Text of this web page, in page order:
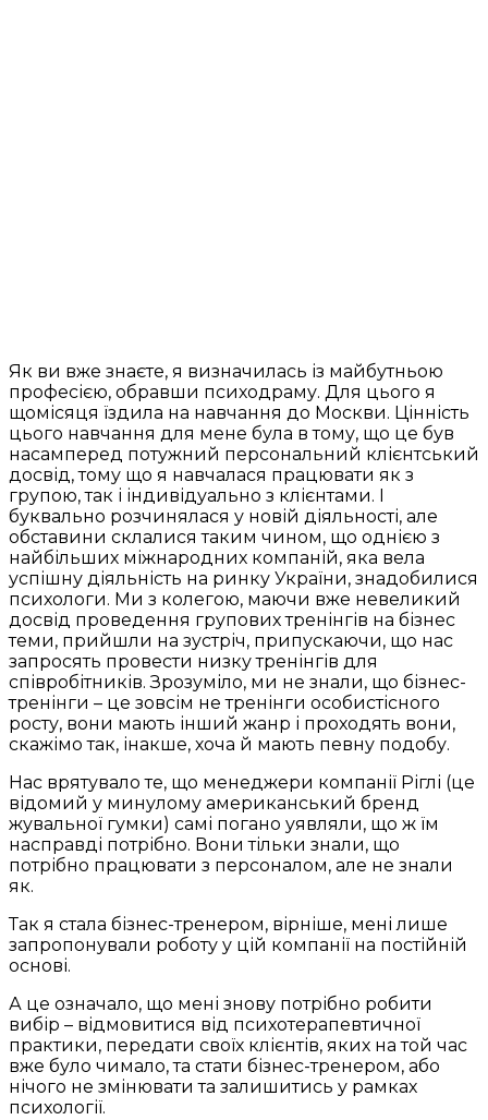
Як ви вже знаєте, я визначилась із майбутньою
професією, обравши психодраму. Для цього я
щомісяця їздила на навчання до Москви. Цінність
цього навчання для мене була в тому, що це був
насамперед потужний персональний клієнтський
досвід, тому що я навчалася працювати як з
групою, так і індивідуально з клієнтами. І
буквально розчинялася у новій діяльності, але
обставини склалися таким чином, що однією з
найбільших міжнародних компаній, яка вела
успішну діяльність на ринку України, знадобилися
психологи. Ми з колегою, маючи вже невеликий
досвід проведення групових тренінгів на бізнес
теми, прийшли на зустріч, припускаючи, що нас
запросять провести низку тренінгів для
співробітників. Зрозуміло, ми не знали, що бізнес-
тренінги – це зовсім не тренінги особистісного
росту, вони мають інший жанр і проходять вони,
скажімо так, інакше, хоча й мають певну подобу.
Нас врятувало те, що менеджери компанії Ріглі (це
відомий у минулому американський бренд
жувальної гумки) самі погано уявляли, що ж їм
насправді потрібно. Вони тільки знали, що
потрібно працювати з персоналом, але не знали
як.
Так я стала бізнес-тренером, вірніше, мені лише
запропонували роботу у цій компанії на постійній
основі.
А це означало, що мені знову потрібно робити
вибір – відмовитися від психотерапевтичної
практики, передати своїх клієнтів, яких на той час
вже було чимало, та стати бізнес-тренером, або
нічого не змінювати та залишитись у рамках
психології.